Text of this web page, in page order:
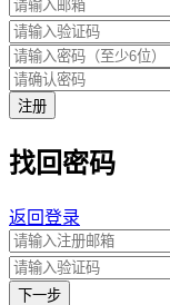
注册
找回密码
返回登录
下一步